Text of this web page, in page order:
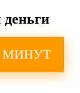
деньги
МИНУТ